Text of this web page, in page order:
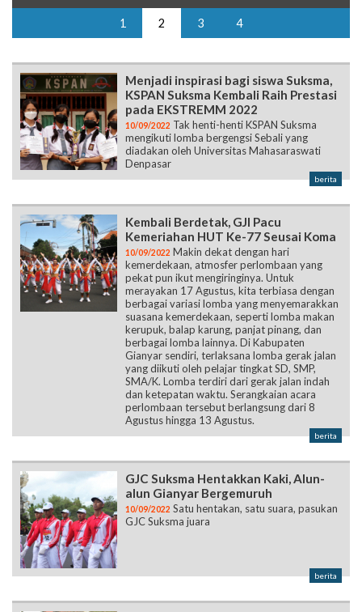
1 2 3 4
Menjadi inspirasi bagi siswa Suksma,
KSPAN Suksma Kembali Raih Prestasi
pada EKSTREMM 2022
10/09/2022 Tak henti-henti KSPAN Suksma
mengikuti lomba bergengsi Sebali yang
diadakan oleh Universitas Mahasaraswati
Denpasar
berita
Kembali Berdetak, GJI Pacu
Kemeriahan HUT Ke-77 Seusai Koma
10/09/2022 Makin dekat dengan hari
kemerdekaan, atmosfer perlombaan yang
pekat pun ikut mengiringinya. Untuk
merayakan 17 Agustus, kita terbiasa dengan
berbagai variasi lomba yang menyemarakkan
suasana kemerdekaan, seperti lomba makan
kerupuk, balap karung, panjat pinang, dan
berbagai lomba lainnya. Di Kabupaten
Gianyar sendiri, terlaksana lomba gerak jalan
yang diikuti oleh pelajar tingkat SD, SMP,
SMA/K. Lomba terdiri dari gerak jalan indah
dan ketepatan waktu. Serangkaian acara
perlombaan tersebut berlangsung dari 8
Agustus hingga 13 Agustus.
berita
GJC Suksma Hentakkan Kaki, Alun-
alun Gianyar Bergemuruh
10/09/2022 Satu hentakan, satu suara, pasukan
GJC Suksma juara
berita